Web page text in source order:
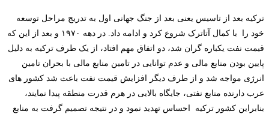
ترکیه بعد از تاسیس یعنی بعد از جنگ جهانی اول به تدریج مراحل توسعه
خود را با کمال آتاترک شروع کرد و ادامه داد. در دهه ۱۹۷۰ و بعد از این که
قیمت نفت یکباره گران شد، دو اتفاق مهم افتاد، از یک طرف ترکیه به دلیل
پایین بودن منابع مالی و عدم توانایی در تامین منابع مالی با بحران تامین
انرژی مواجه شد و از طرف دیگر افزایش قیمت نفت باعث شد کشور های
عرب دارنده منابع نفتی، جایگاه بالایی در هرم قدرت منطقه پیدا نمایند،
بنابراین کشور ترکیه احساس تهدید نمود و در نتیجه تصمیم گرفت به منابع